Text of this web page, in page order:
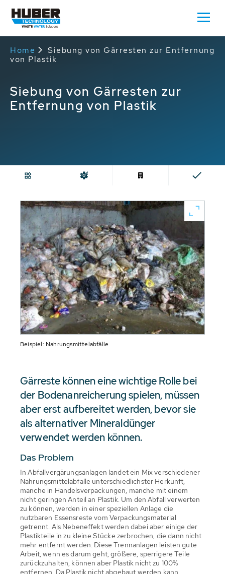
Home
Siebung von Gärresten zur Entfernung
von Plastik
Siebung von Gärresten zur
Entfernung von Plastik
Beispiel: Nahrungsmittelabfälle
Gärreste können eine wichtige Rolle bei
der Bodenanreicherung spielen, müssen
aber erst aufbereitet werden, bevor sie
als alternativer Mineraldünger
verwendet werden können.
Das Problem
In Abfallvergärungsanlagen landet ein Mix verschiedener
Nahrungsmittelabfälle unterschiedlichster Herkunft,
manche in Handelsverpackungen, manche mit einem
nicht geringen Anteil an Plastik. Um den Abfall verwerten
zu können, werden in einer speziellen Anlage die
nutzbaren Essensreste vom Verpackungsmaterial
getrennt. Als Nebeneffekt werden dabei aber einige der
Plastikteile in zu kleine Stücke zerbrochen, die dann nicht
mehr entfernt werden. Diese Trennanlagen leisten gute
Arbeit, wenn es darum geht, größere, sperrigere Teile
zurückzuhalten, können aber Plastik nicht zu 100%
entfernen. Da Plastik nicht abgebaut werden kann,